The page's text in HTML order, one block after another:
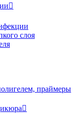
слоя
праймеры